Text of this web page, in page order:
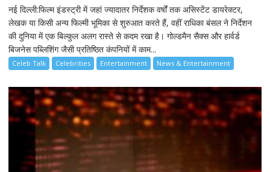
नई दिल्ली:फिल्म इंडस्ट्री में जहां ज्यादातर निर्देशक वर्षों तक असिस्टेंट डायरेक्टर,
लेखक या किसी अन्य फिल्मी भूमिका से शुरुआत करते हैं, वहीं राधिका बंसल ने निर्देशन
की दुनिया में एक बिल्कुल अलग रास्ते से कदम रखा है। गोल्डमैन सैक्स और हार्वर्ड
बिजनेस पब्लिशिंग जैसी प्रतिष्ठित कंपनियों में काम...
Celeb Talk Celebrities Entertainment News & Entertainment